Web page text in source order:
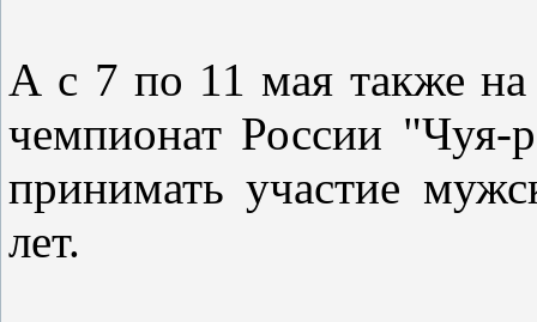
А с 7 по 11 мая также на
чемпионат России "Чуя-
принимать участие
лет.